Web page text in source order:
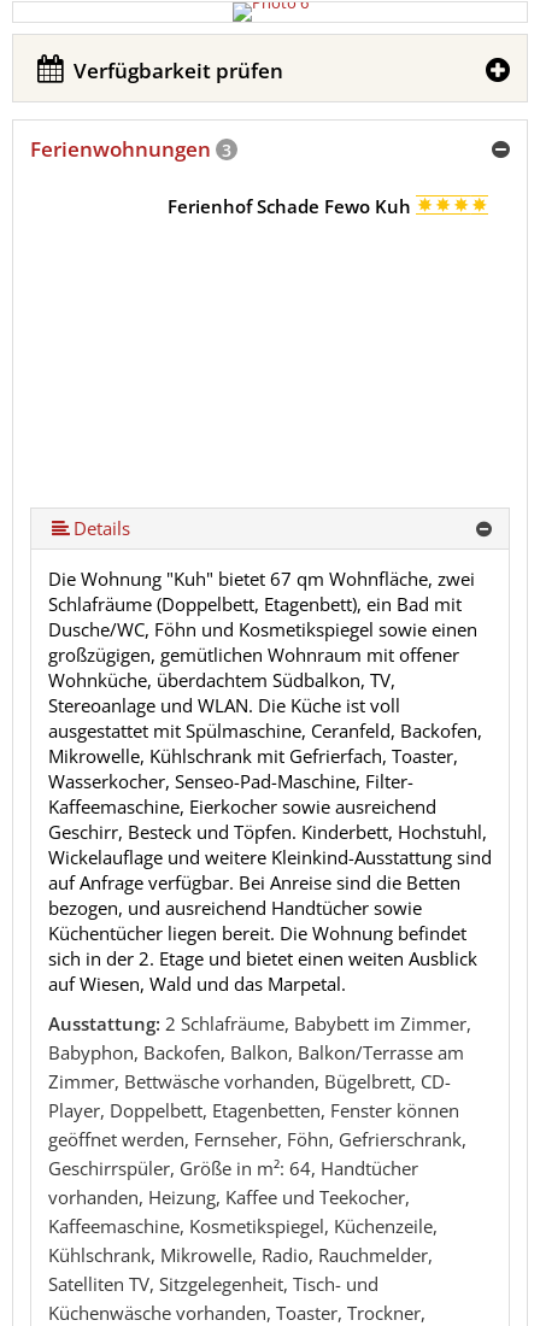
Verfügbarkeit prüfen
Ferienwohnungen 3
Ferienhof Schade Fewo Kuh
Details
Die Wohnung "Kuh" bietet 67 qm Wohnfläche, zwei
Schlafräume (Doppelbett, Etagenbett), ein Bad mit
Dusche/WC, Föhn und Kosmetikspiegel sowie einen
großzügigen, gemütlichen Wohnraum mit offener
Wohnküche, überdachtem Südbalkon, TV,
Stereoanlage und WLAN. Die Küche ist voll
ausgestattet mit Spülmaschine, Ceranfeld, Backofen,
Mikrowelle, Kühlschrank mit Gefrierfach, Toaster,
Wasserkocher, Senseo-Pad-Maschine, Filter-
Kaffeemaschine, Eierkocher sowie ausreichend
Geschirr, Besteck und Töpfen. Kinderbett, Hochstuhl,
Wickelauflage und weitere Kleinkind-Ausstattung sind
auf Anfrage verfügbar. Bei Anreise sind die Betten
bezogen, und ausreichend Handtücher sowie
Küchentücher liegen bereit. Die Wohnung befindet
sich in der 2. Etage und bietet einen weiten Ausblick
auf Wiesen, Wald und das Marpetal.
Ausstattung: 2 Schlafräume, Babybett im Zimmer,
Babyphon, Backofen, Balkon, Balkon/Terrasse am
Zimmer, Bettwäsche vorhanden, Bügelbrett, CD-
Player, Doppelbett, Etagenbetten, Fenster können
geöffnet werden, Fernseher, Föhn, Gefrierschrank,
Geschirrspüler, Größe in m²: 64, Handtücher
vorhanden, Heizung, Kaffee und Teekocher,
Kaffeemaschine, Kosmetikspiegel, Küchenzeile,
Kühlschrank, Mikrowelle, Radio, Rauchmelder,
Satelliten TV, Sitzgelegenheit, Tisch- und
Küchenwäsche vorhanden, Toaster, Trockner,